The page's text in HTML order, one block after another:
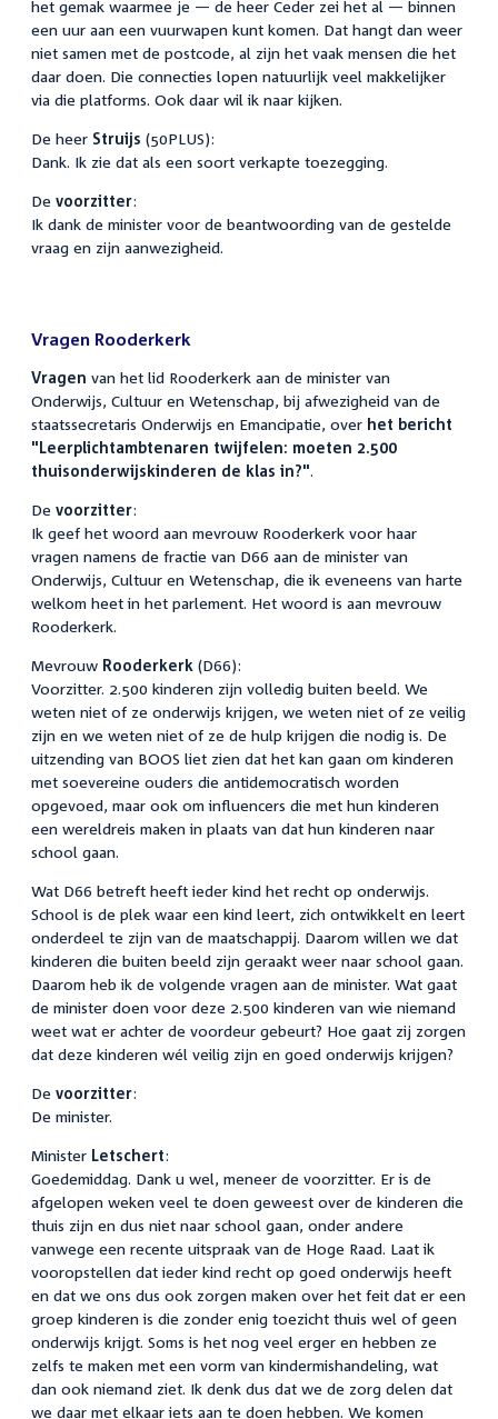
het gemak waarmee je — de heer Ceder zei het al — binnen
een uur aan een vuurwapen kunt komen. Dat hangt dan weer
niet samen met de postcode, al zijn het vaak mensen die het
daar doen. Die connecties lopen natuurlijk veel makkelijker
via die platforms. Ook daar wil ik naar kijken.
De heer Struijs (50PLUS):
Dank. Ik zie dat als een soort verkapte toezegging.
De voorzitter:
Ik dank de minister voor de beantwoording van de gestelde
vraag en zijn aanwezigheid.
Vragen Rooderkerk
Vragen van het lid Rooderkerk aan de minister van
Onderwijs, Cultuur en Wetenschap, bij afwezigheid van de
staatssecretaris Onderwijs en Emancipatie, over het bericht
"Leerplichtambtenaren twijfelen: moeten 2.500
thuisonderwijskinderen de klas in?".
De voorzitter:
Ik geef het woord aan mevrouw Rooderkerk voor haar
vragen namens de fractie van D66 aan de minister van
Onderwijs, Cultuur en Wetenschap, die ik eveneens van harte
welkom heet in het parlement. Het woord is aan mevrouw
Rooderkerk.
Mevrouw Rooderkerk (D66):
Voorzitter. 2.500 kinderen zijn volledig buiten beeld. We
weten niet of ze onderwijs krijgen, we weten niet of ze veilig
zijn en we weten niet of ze de hulp krijgen die nodig is. De
uitzending van BOOS liet zien dat het kan gaan om kinderen
met soevereine ouders die antidemocratisch worden
opgevoed, maar ook om influencers die met hun kinderen
een wereldreis maken in plaats van dat hun kinderen naar
school gaan.
Wat D66 betreft heeft ieder kind het recht op onderwijs.
School is de plek waar een kind leert, zich ontwikkelt en leert
onderdeel te zijn van de maatschappij. Daarom willen we dat
kinderen die buiten beeld zijn geraakt weer naar school gaan.
Daarom heb ik de volgende vragen aan de minister. Wat gaat
de minister doen voor deze 2.500 kinderen van wie niemand
weet wat er achter de voordeur gebeurt? Hoe gaat zij zorgen
dat deze kinderen wél veilig zijn en goed onderwijs krijgen?
De voorzitter:
De minister.
Minister Letschert:
Goedemiddag. Dank u wel, meneer de voorzitter. Er is de
afgelopen weken veel te doen geweest over de kinderen die
thuis zijn en dus niet naar school gaan, onder andere
vanwege een recente uitspraak van de Hoge Raad. Laat ik
vooropstellen dat ieder kind recht op goed onderwijs heeft
en dat we ons dus ook zorgen maken over het feit dat er een
groep kinderen is die zonder enig toezicht thuis wel of geen
onderwijs krijgt. Soms is het nog veel erger en hebben ze
zelfs te maken met een vorm van kindermishandeling, wat
dan ook niemand ziet. Ik denk dus dat we de zorg delen dat
we daar met elkaar iets aan te doen hebben. We komen